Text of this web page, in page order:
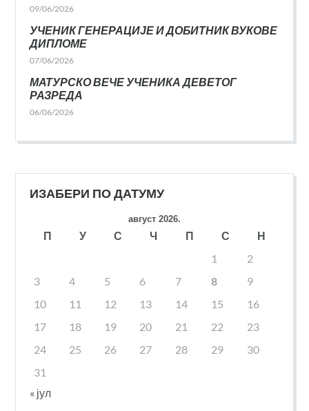
09/06/2026
УЧЕНИК ГЕНЕРАЦИЈЕ И ДОБИТНИК ВУКОВЕ
ДИПЛОМЕ
07/06/2026
МАТУРСКО ВЕЧЕ УЧЕНИКА ДЕВЕТОГ
РАЗРЕДА
06/06/2026
ИЗАБЕРИ ПО ДАТУМУ
август 2026.
П У С Ч П С
Н
1
2
3
4 5 6 7 8
9
10
11 12 13 14 15
16
17
18 19 20 21 22
23
24
25 26 27 28 29
30
31
« јул